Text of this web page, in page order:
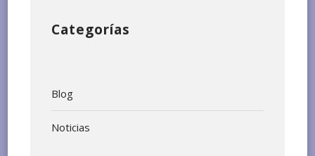
Categorías
Blog
Noticias